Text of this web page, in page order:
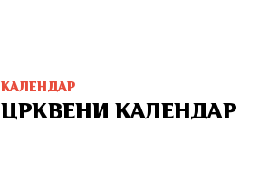
КАЛЕНДАР
ЦРКВЕНИ КАЛЕНДАР